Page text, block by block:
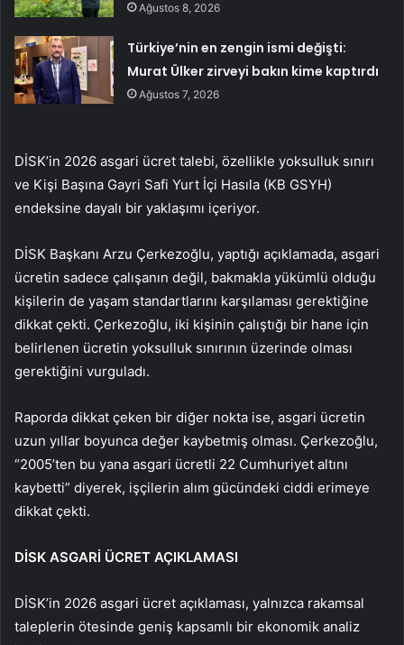
Ağustos 8, 2026
Türkiye’nin en zengin ismi değişti:
Murat Ülker zirveyi bakın kime kaptırdı
Ağustos 7, 2026
DİSK’in 2026 asgari ücret talebi, özellikle yoksulluk sınırı
ve Kişi Başına Gayri Safi Yurt İçi Hasıla (KB GSYH)
endeksine dayalı bir yaklaşımı içeriyor.
DİSK Başkanı Arzu Çerkezoğlu, yaptığı açıklamada, asgari
ücretin sadece çalışanın değil, bakmakla yükümlü olduğu
kişilerin de yaşam standartlarını karşılaması gerektiğine
dikkat çekti. Çerkezoğlu, iki kişinin çalıştığı bir hane için
belirlenen ücretin yoksulluk sınırının üzerinde olması
gerektiğini vurguladı.
Raporda dikkat çeken bir diğer nokta ise, asgari ücretin
uzun yıllar boyunca değer kaybetmiş olması. Çerkezoğlu,
“2005’ten bu yana asgari ücretli 22 Cumhuriyet altını
kaybetti” diyerek, işçilerin alım gücündeki ciddi erimeye
dikkat çekti.
DİSK ASGARİ ÜCRET AÇIKLAMASI
DİSK’in 2026 asgari ücret açıklaması, yalnızca rakamsal
taleplerin ötesinde geniş kapsamlı bir ekonomik analiz